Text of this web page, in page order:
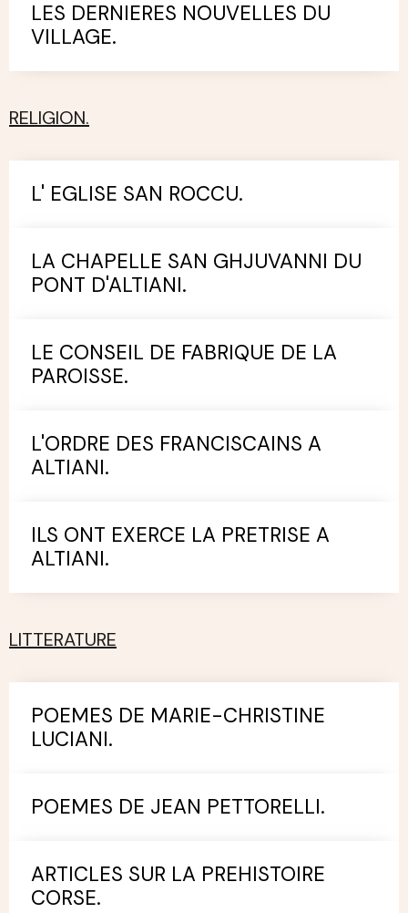
LES DERNIERES NOUVELLES DU
VILLAGE.
RELIGION.
L' EGLISE SAN ROCCU.
LA CHAPELLE SAN GHJUVANNI DU
PONT D'ALTIANI.
LE CONSEIL DE FABRIQUE DE LA
PAROISSE.
L'ORDRE DES FRANCISCAINS A
ALTIANI.
ILS ONT EXERCE LA PRETRISE A
ALTIANI.
LITTERATURE
POEMES DE MARIE-CHRISTINE
LUCIANI.
POEMES DE JEAN PETTORELLI.
ARTICLES SUR LA PREHISTOIRE
CORSE.